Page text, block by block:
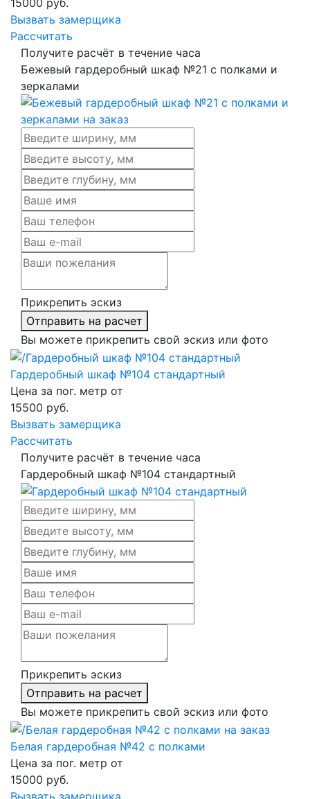
15000 руб.
Вызвать замерщика
Рассчитать
Получите расчёт в течение часа
Бежевый гардеробный шкаф №21 с полками и
зеркалами
Прикрепить эскиз
Отправить на расчет
Вы можете прикрепить свой эскиз или фото
Гардеробный шкаф №104 стандартный
Цена за пог. метр от
15500 руб.
Вызвать замерщика
Рассчитать
Получите расчёт в течение часа
Гардеробный шкаф №104 стандартный
Прикрепить эскиз
Отправить на расчет
Вы можете прикрепить свой эскиз или фото
Белая гардеробная №42 с полками
Цена за пог. метр от
15000 руб.